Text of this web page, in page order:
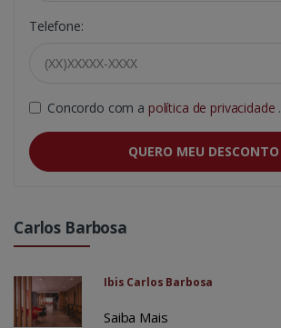
Telefone:
Concordo com a política de privacidade .
QUERO MEU DESCONTO
Carlos Barbosa
Ibis Carlos Barbosa
Saiba Mais